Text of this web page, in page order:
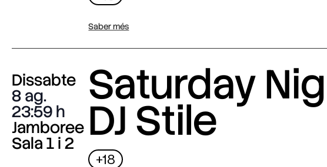
Saber més
Dissabte
8 ag.
23:59
Jamboree
Sala 1 i 2
Saturday
DJ Stile
+18